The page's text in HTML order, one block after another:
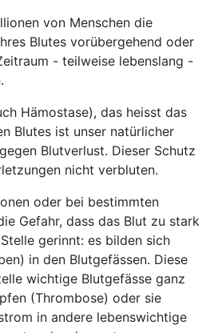
von Menschen die
Blutes vorübergehend oder
- teilweise lebenslang -
Hämostase), das heisst das
Blutes ist unser natürlicher
Blutverlust. Dieser Schutz
nicht verbluten.
oder bei bestimmten
Gefahr, dass das Blut zu stark
gerinnt: es bilden sich
in den Blutgefässen. Diese
wichtige Blutgefässe ganz
(Thrombose) oder sie
in andere lebenswichtige